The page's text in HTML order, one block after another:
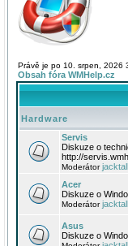
Právě je po 10. srpen, 2026
Obsah fóra WMHelp.cz
Hardware
Servis
Diskuze o
http://
Moderátor
Acer
Diskuze o
Moderátor
Asus
Diskuze o